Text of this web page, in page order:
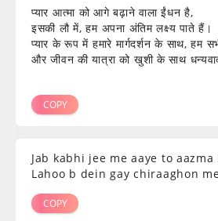
प्यार आत्मा को आगे बढ़ाने वाला ईंधन है,
इसकी लौ में, हम अपना अंतिम लक्ष्य पाते हैं।
प्यार के रूप में हमारे मार्गदर्शन के साथ, हम
और जीवन की यात्रा को खुशी के साथ
COPY
Jab kabhi jee me aaye to aazma
Lahoo b dein gay chiraaghon
COPY